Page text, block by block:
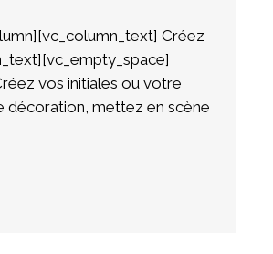
Créez
vos initiales ou votre
décoration, mettez en scène